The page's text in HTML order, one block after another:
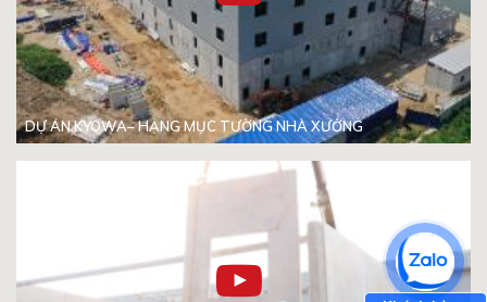
DỰ ÁN KYOWA– HẠNG MỤC TƯỜNG NHÀ XƯỞNG